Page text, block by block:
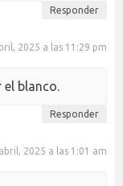
Responder
2025 a las 11:29 pm
el blanco.
Responder
2025 a las 1:01 am